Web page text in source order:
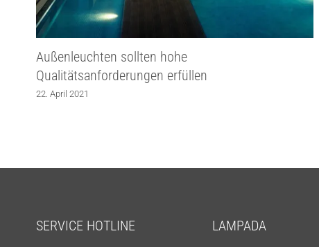
Außenleuchten sollten hohe
Qualitätsanforderungen erfüllen
22. April 2021
SERVICE HOTLINE LAMPADA